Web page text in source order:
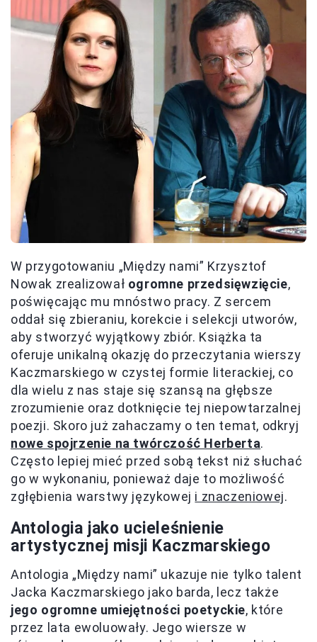
W przygotowaniu „Między nami” Krzysztof
Nowak zrealizował ogromne przedsięwzięcie,
poświęcając mu mnóstwo pracy. Z sercem
oddał się zbieraniu, korekcie i selekcji utworów,
aby stworzyć wyjątkowy zbiór. Książka ta
oferuje unikalną okazję do przeczytania wierszy
Kaczmarskiego w czystej formie literackiej, co
dla wielu z nas staje się szansą na głębsze
zrozumienie oraz dotknięcie tej niepowtarzalnej
poezji. Skoro już zahaczamy o ten temat, odkryj
nowe spojrzenie na twórczość Herberta.
Często lepiej mieć przed sobą tekst niż słuchać
go w wykonaniu, ponieważ daje to możliwość
zgłębienia warstwy językowej i znaczeniowej.
Antologia jako ucieleśnienie
artystycznej misji Kaczmarskiego
Antologia „Między nami” ukazuje nie tylko talent
Jacka Kaczmarskiego jako barda, lecz także
jego ogromne umiejętności poetyckie, które
przez lata ewoluowały. Jego wiersze w